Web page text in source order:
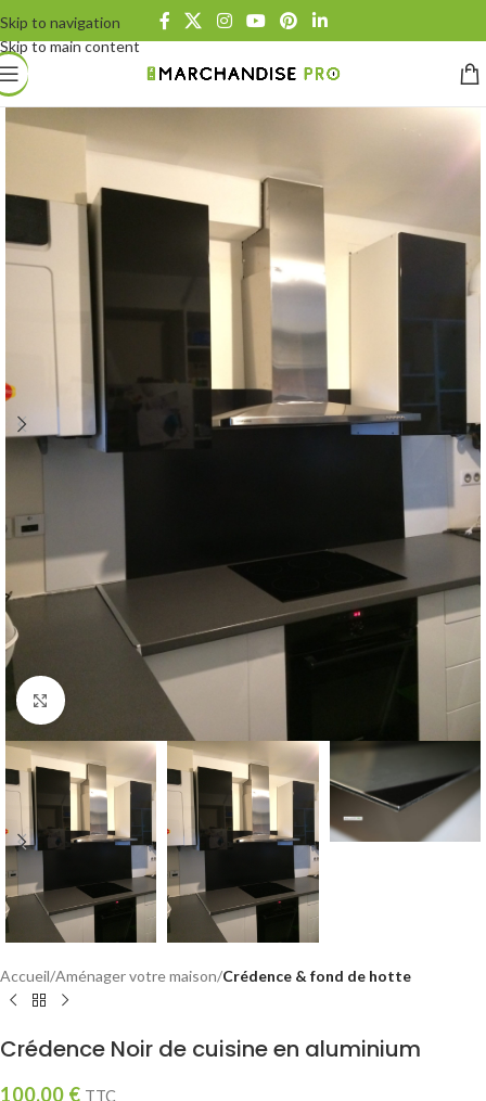
Skip to navigation
Skip to main content
Click to enlarge
Accueil Aménager votre maison Crédence & fond de hotte
Crédence Noir de cuisine en aluminium
100,00 € TTC